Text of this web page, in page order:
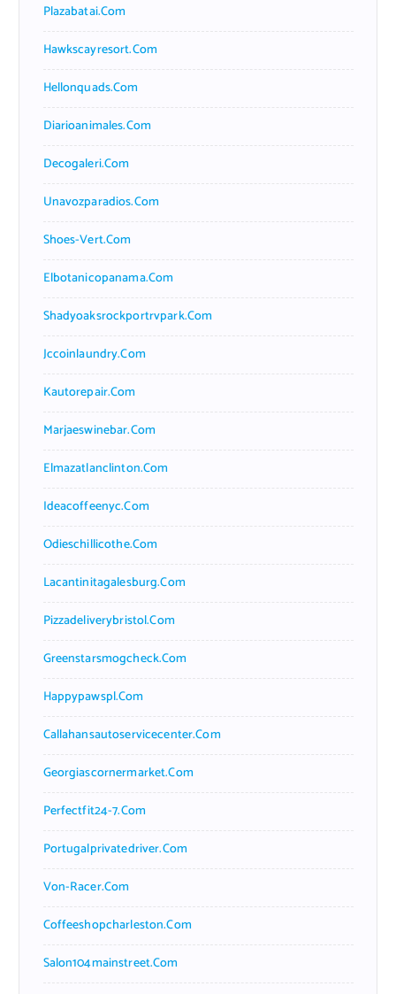
Plazabatai.com
Hawkscayresort.com
Hellonquads.com
Diarioanimales.com
Decogaleri.com
Unavozparadios.com
Shoes-Vert.com
Elbotanicopanama.com
Shadyoaksrockportrvpark.com
Jccoinlaundry.com
Kautorepair.com
Marjaeswinebar.com
Elmazatlanclinton.com
Ideacoffeenyc.com
Odieschillicothe.com
Lacantinitagalesburg.com
Pizzadeliverybristol.com
Greenstarsmogcheck.com
Happypawspl.com
Callahansautoservicecenter.com
Georgiascornermarket.com
Perfectfit24-7.com
Portugalprivatedriver.com
Von-Racer.com
Coffeeshopcharleston.com
Salon104mainstreet.com